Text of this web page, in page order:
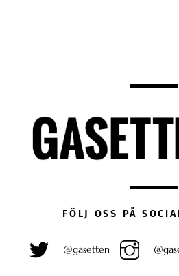
FÖLJ OSS PÅ
@gasetten